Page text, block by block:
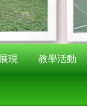
現 教學活動